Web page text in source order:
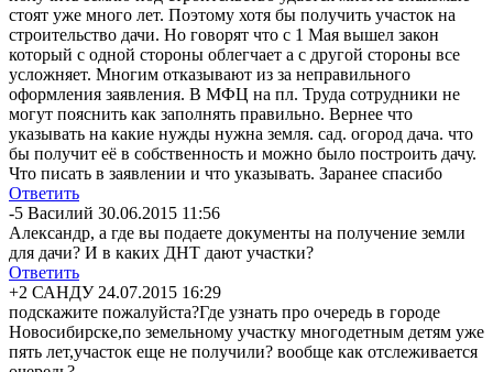
стоят уже много лет. Поэтому хотя бы получить участок на
строительство дачи. Но говорят что с 1 Мая вышел закон
который с одной стороны облегчает а с другой стороны все
усложняет. Многим отказывают из за неправильного
оформления заявления. В МФЦ на пл. Труда сотрудники не
могут пояснить как заполнять правильно. Вернее что
указывать на какие нужды нужна земля. сад. огород дача. что
бы получит её в собственность и можно было построить дачу.
Что писать в заявлении и что указывать. Заранее спасибо
Ответить
-5 Василий 30.06.2015 11:56
Александр, а где вы подаете документы на получение земли
для дачи? И в каких ДНТ дают участки?
Ответить
+2 САНДУ 24.07.2015 16:29
подскажите пожалуйста?Где узнать про очередь в городе
Новосибирске,по земельному участку многодетным детям уже
пять лет,участок еще не получили? вообще как отслеживается